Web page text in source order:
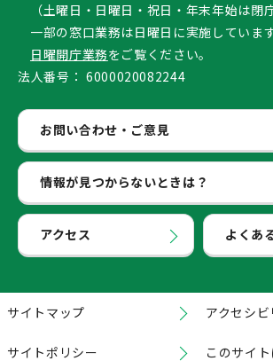
（土曜日・日曜日・祝日・年末年始は閉庁
一部の窓口業務は日曜日に実施しています
日曜開庁業務をご覧ください。
法人番号： 6000020082244
お問い合わせ・ご意見
情報が見つからないときは？
アクセス よくあ
サイトマップ アクセシ
サイトポリシー このサイ